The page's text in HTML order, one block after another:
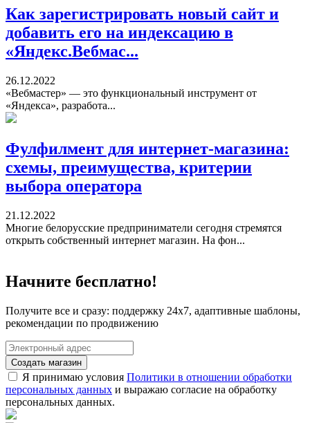
Как зарегистрировать новый сайт и
добавить его на индексацию в
«Яндекс.Вебмас...
26.12.2022
«Вебмастер» — это функциональный инструмент от
«Яндекса», разработа...
Фулфилмент для интернет-магазина:
схемы, преимущества, критерии
выбора оператора
21.12.2022
Многие белорусские предприниматели сегодня стремятся
открыть собственный интернет магазин. На фон...
Начните бесплатно!
Получите все и сразу: поддержку 24х7, адаптивные шаблоны,
рекомендации по продвижению
Создать магазин
Я принимаю условия Политики в отношении обработки
персональных данных и выражаю согласие на обработку
персональных данных.